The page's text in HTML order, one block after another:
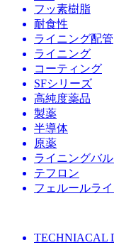
フッ素樹脂
耐食性
ライニング配管
ライニング
コーティング
SFシリーズ
高純度薬品
製薬
半導体
原薬
ライニングバ
テフロン
フェルールラ
TECHNIACAL